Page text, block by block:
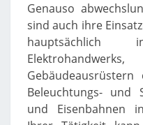
Genauso
sind auch ihre
Beleuchtungs- und
und Eisenbahnen